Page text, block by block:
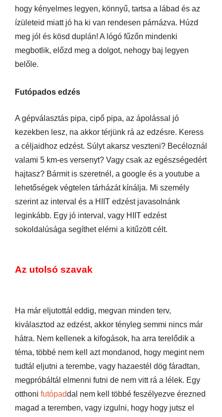
hogy kényelmes legyen, könnyű, tartsa a lábad és az
ízületeid miatt jó ha ki van rendesen párnázva. Húzd
meg jól és kösd duplán! A lógó fűzőn mindenki
megbotlik, előzd meg a dolgot, nehogy baj legyen
belőle.
Futópados edzés
A gépválasztás pipa, cipő pipa, az ápolással jó
kezekben lesz, na akkor térjünk rá az edzésre. Keress
a céljaidhoz edzést. Súlyt akarsz veszteni? Becéloznál
valami 5 km-es versenyt? Vagy csak az egészségedért
hajtasz? Bármit is szeretnél, a google és a youtube a
lehetőségek végtelen tárházát kínálja. Mi személy
szerint az interval és a HIIT edzést javasolnánk
leginkább. Egy jó interval, vagy HIIT edzést
sokoldalúsága segíthet elérni a kitűzött célt.
Az utolsó szavak
Ha már eljutottál eddig, megvan minden terv,
kiválasztod az edzést, akkor tényleg semmi nincs már
hátra. Nem kellenek a kifogások, ha arra terelődik a
téma, többé nem kell azt mondanod, hogy megint nem
tudtál eljutni a terembe, vagy hazaestél dög fáradtan,
megpróbáltál elmenni futni de nem vitt rá a lélek. Egy
otthoni futópaddal nem kell többé feszélyezve érezned
magad a teremben, vagy izgulni, hogy hogy jutsz el